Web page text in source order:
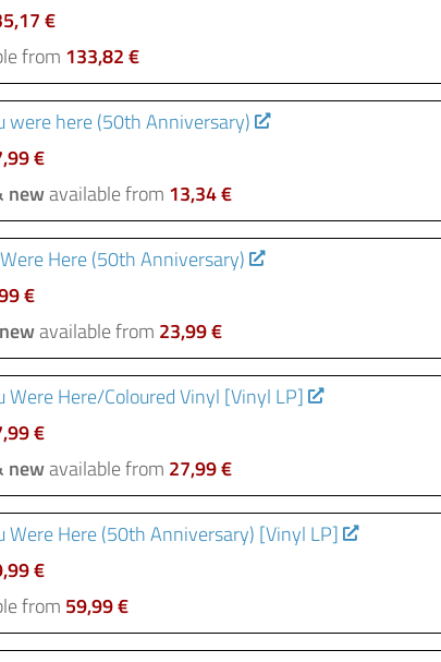
€
from 133,82 €
were here (50th Anniversary)
€
newavailable from 13,34 €
Here (50th Anniversary)
€
available from 23,99 €
Were Here/Coloured Vinyl [Vinyl LP]
€
newavailable from 27,99 €
Were Here (50th Anniversary) [Vinyl LP]
€
from 59,99 €